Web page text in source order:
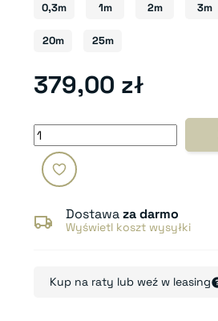
0,3m 1m 2m 3m
20m 25m
379,00 zł
Dostawaza darmo
Wyświetl koszt wysyłki
Kup na raty lub weź w leasing